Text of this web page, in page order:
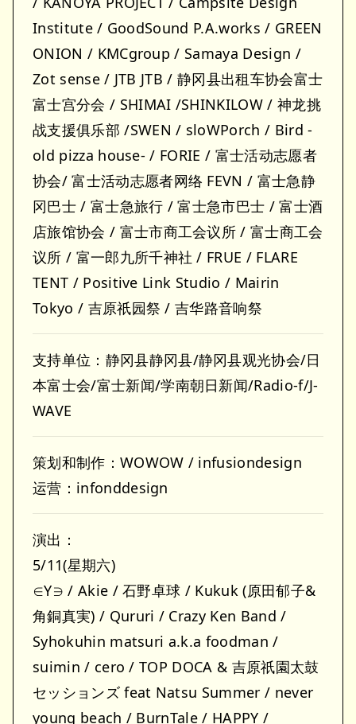
Institute / GoodSound P.A.works / GREEN
ONION / KMCgroup / Samaya Design /
Zot sense / JTB JTB / 静冈县出租车协会富士
富士宫分会 / SHIMAI /SHINKILOW / 神龙挑
战支援俱乐部 /SWEN / sloWPorch / Bird -
old pizza house- / FORIE / 富士活动志愿者
协会/ 富士活动志愿者网络 FEVN / 富士急静
冈巴士 / 富士急旅行 / 富士急市巴士 / 富士酒
店旅馆协会 / 富士市商工会议所 / 富士商工会
议所 / 富一郎九所千神社 / FRUE / FLARE
TENT / Positive Link Studio / Mairin
Tokyo / 吉原祇园祭 / 吉华路音响祭
支持单位：静冈县静冈县/静冈县观光协会/日
本富士会/富士新闻/学南朝日新闻/Radio-f/J-
WAVE
策划和制作：WOWOW / infusiondesign
运营：infonddesign
演出：
5/11(星期六)
∈Y∋ / Akie / 石野卓球 / Kukuk (原田郁子&
角銅真実) / Qururi / Crazy Ken Band /
Syhokuhin matsuri a.k.a foodman /
suimin / cero / TOP DOCA & 吉原祇園太鼓
セッションズ feat Natsu Summer / never
young beach / BurnTale / HAPPY /